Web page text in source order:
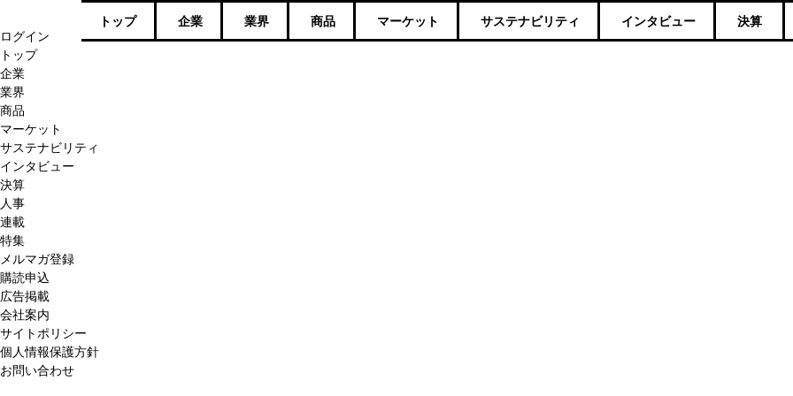
ログイン
トップ
企業
業界
商品
マーケット
サステナビリティ
インタビュー
決算
人事
連載
特集
メルマガ登録
購読申込
広告掲載
会社案内
サイトポリシー
個人情報保護方針
お問い合わせ
トップ 企業 業界 商品 マーケット サステナビリティ インタビュー 決算